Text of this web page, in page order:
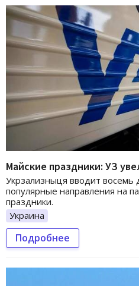
Майские праздники: УЗ
Укрзализныця вводит восемь
популярные направления на
праздники.
Украина
Подробнее